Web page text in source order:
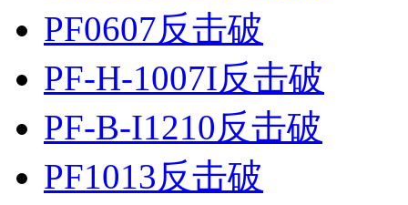
PF0607反击破
PF-H-1007I反击破
PF-B-I1210反击破
PF1013反击破